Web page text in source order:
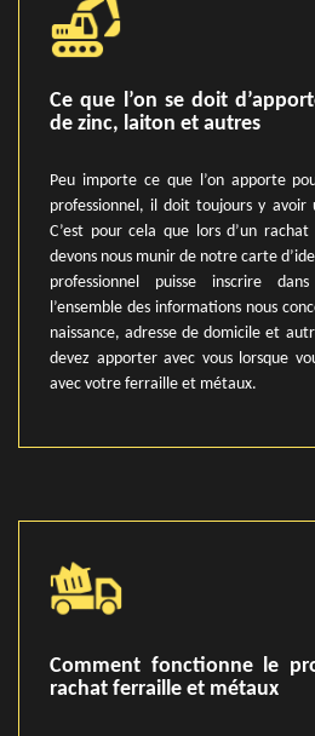
Ce que l’on se doit
de zinc, laiton et autres
Peu importe ce que l’on apporte
professionnel, il doit toujours y avoir
C’est pour cela que lors d’un
devons nous munir de notre carte
professionnel puisse inscrire
l’ensemble des informations nous
naissance, adresse de domicile et
devez apporter avec vous lorsque
avec votre ferraille et métaux.
Comment fonctionne le
rachat ferraille et métaux